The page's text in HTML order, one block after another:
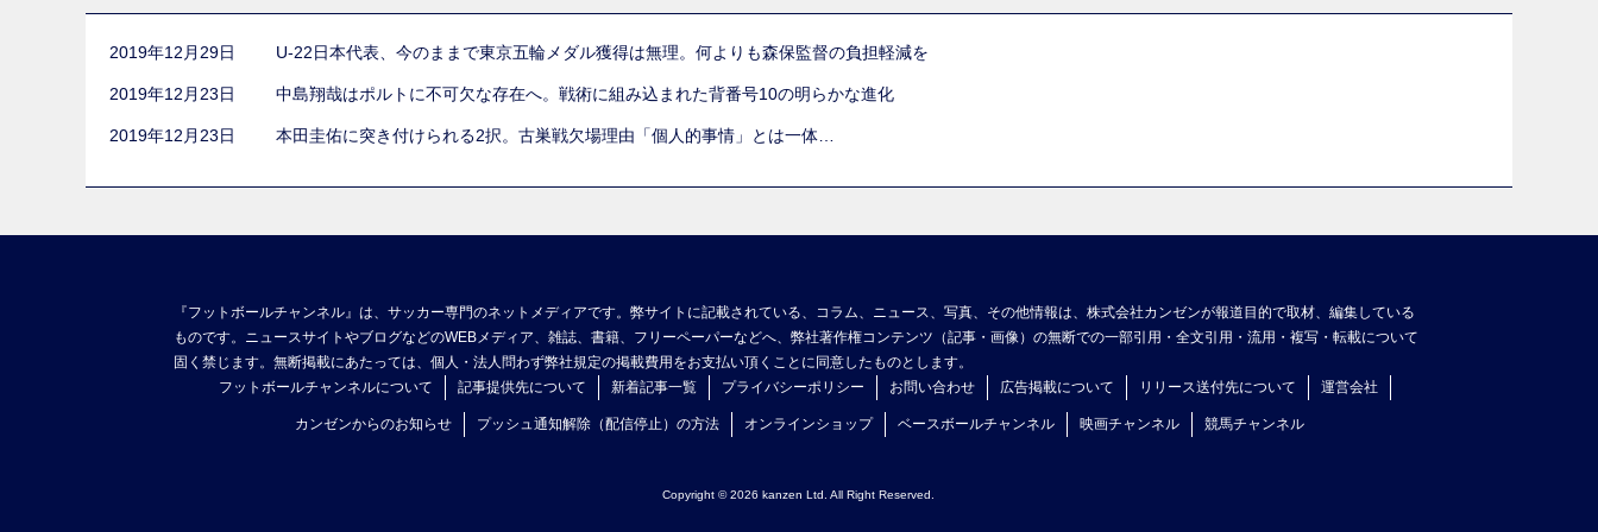
2019年12月29日 U-22日本代表、今のままで東京五輪メダル獲得は無理。何よりも森保監督の負担軽減を
2019年12月23日 中島翔哉はポルトに不可欠な存在へ。戦術に組み込まれた背番号10の明らかな進化
2019年12月23日 本田圭佑に突き付けられる2択。古巣戦欠場理由「個人的事情」とは一体…
『フットボールチャンネル』は、サッカー専門のネットメディアです。弊サイトに記載されている、コラム、ニュース、写真、その他情報は、株式会社カンゼンが報道目的で取材、編集している
ものです。ニュースサイトやブログなどのWEBメディア、雑誌、書籍、フリーペーパーなどへ、弊社著作権コンテンツ（記事・画像）の無断での一部引用・全文引用・流用・複写・転載について
固く禁じます。無断掲載にあたっては、個人・法人問わず弊社規定の掲載費用をお支払い頂くことに同意したものとします。
フットボールチャンネルについて
記事提供先について 新着記事一覧 プライバシーポリシー お問い合わせ 広告掲載について リリース送付先について 運営会社
カンゼンからのお知らせ プッシュ通知解除（配信停止）の方法 オンラインショップ ベースボールチャンネル 映画チャンネル 競馬チャンネル
Copyright © 2026 kanzen Ltd. All Right Reserved.